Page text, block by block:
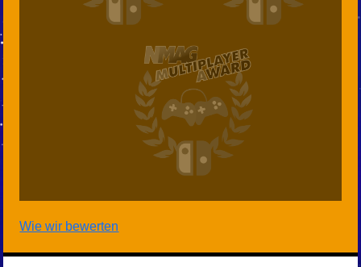
Wie wir bewerten